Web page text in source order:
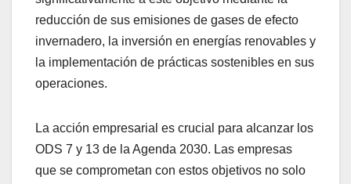
reducción de sus emisiones de gases de efecto
invernadero, la inversión en energías renovables y
la implementación de prácticas sostenibles en sus
operaciones.
La acción empresarial es crucial para alcanzar los
ODS 7 y 13 de la Agenda 2030. Las empresas
que se comprometan con estos objetivos no solo